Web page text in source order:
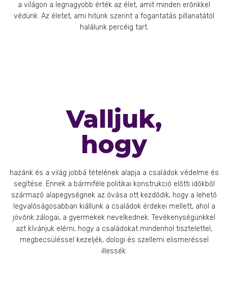
a világon a legnagyobb érték az élet, amit minden erőnkkel
védünk. Az életet, ami hitünk szerint a fogantatás pillanatától
halálunk percéig tart.
Valljuk,
hogy
hazánk és a világ jobbá tételének alapja a családok védelme és
segítése. Ennek a bármiféle politikai konstrukció előtti időkből
származó alapegységnek az óvása ott kezdődik, hogy a lehető
legvalóságosabban kiállunk a családok érdekei mellett, ahol a
jövőnk zálogai, a gyermekek nevelkednek. Tevékenységünkkel
azt kívánjuk elérni, hogy a családokat mindenhol tisztelettel,
megbecsüléssel kezeljék, dologi és szellemi elismeréssel
illessék.